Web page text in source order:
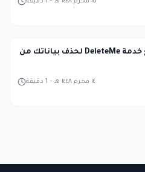
تجربتي مع خدمة DeleteMe لحذف بياناتك من
1 دقيقة - ١٤ محرم ١٤٤٨ هـ